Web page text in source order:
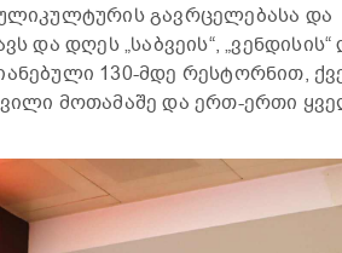
გავრცელებასა და
დღეს „საბვეის“, „ვენდისის“
130-მდე რესტორნით,
მოთამაშე და ერთ-ერთი